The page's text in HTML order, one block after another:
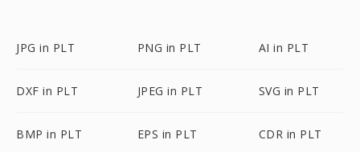
JPG in PLT PNG in PLT AI in PLT
DXF in PLT JPEG in PLT SVG in PLT
BMP in PLT EPS in PLT CDR in PLT